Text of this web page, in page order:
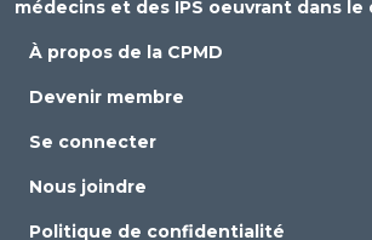
médecins et des IPS oeuvrant dans le
À propos de la CPMD
Devenir membre
Se connecter
Nous joindre
Politique de confidentialité